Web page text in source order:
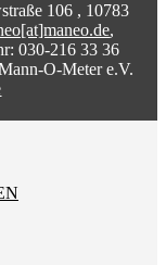
106 , 10783
,
030-216 33 36
O-Meter e.V.